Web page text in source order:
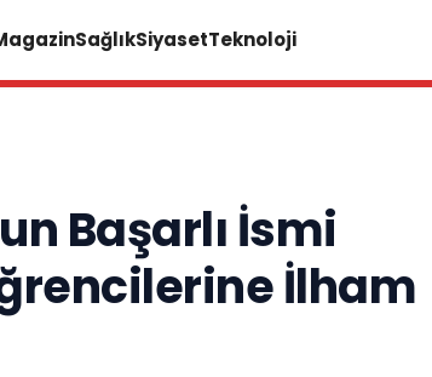
SağlıkSiyasetTeknoloji
Başarlı İsmi
İlham